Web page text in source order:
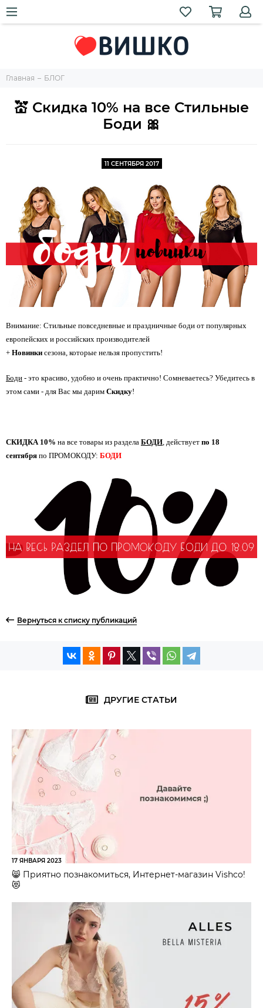
Главная БЛОГ
💒 Скидка 10% на все Стильные
Боди 🎀
11 СЕНТЯБРЯ 2017
Внимание: Стильные повседневные и праздничные боди от популярных
европейских и российских производителей
+ Новинки сезона, которые нельзя пропустить!
Боди - это красиво, удобно и очень практично! Сомневаетесь? Убедитесь в
этом сами - для Вас мы дарим Скидку!
СКИДКА 10% на все товары из раздела БОДИ , действует по 18
сентября по ПРОМОКОДУ: БОДИ
Вернуться к списку публикаций
ДРУГИЕ СТАТЬИ
17 ЯНВАРЯ 2023
😸 Приятно познакомиться, Интернет-магазин Vishco!
😻